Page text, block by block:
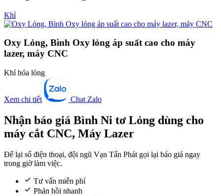
Khí
Oxy Lỏng, Bình Oxy lỏng áp suất cao cho máy
lazer, máy CNC
Khí hóa lỏng
Xem chi tiết Chat Zalo
Nhận báo giá Bình Ni tơ Lỏng dùng cho
máy cắt CNC, Máy Lazer
Để lại số điện thoại, đội ngũ Vạn Tấn Phát gọi lại báo giá ngay
trong giờ làm việc.
Tư vấn miễn phí
Phản hồi nhanh